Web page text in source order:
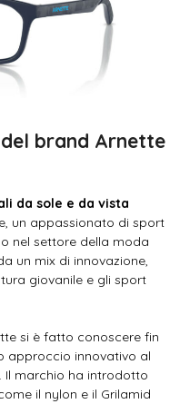
brand Arnette
da sole e da vista
un appassionato di sport
nel settore della moda
un mix di innovazione,
giovanile e gli sport
si è fatto conoscere fin
approccio innovativo al
Il marchio ha introdotto
il nylon e il Grilamid